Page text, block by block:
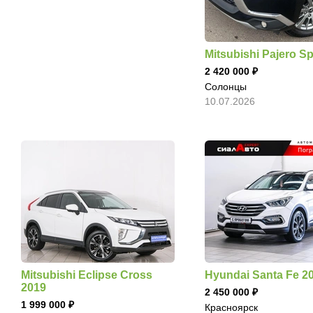
Mitsubishi Pajero
2 420 000
Солонцы
10.07.2026
Mitsubishi Eclipse Cross
2019
1 999 000
Hyundai Santa Fe
2 450 000
Красноярск